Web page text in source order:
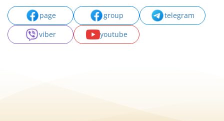
page group
telegram
viber
youtube